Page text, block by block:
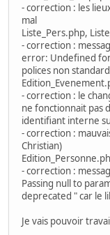
- correction : les
mal
Liste_Pers.php,
- correction :
error: Undefined
polices non standard
- correction : le
ne fonctionnait pas
identifiant interne
- correction :
Christian)
- correction :
Passing null to
deprecated " car le
Je vais pouvoir